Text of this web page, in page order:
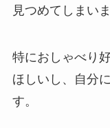
見つめてしまいま
特におしゃべり
ほしいし、自分
す。